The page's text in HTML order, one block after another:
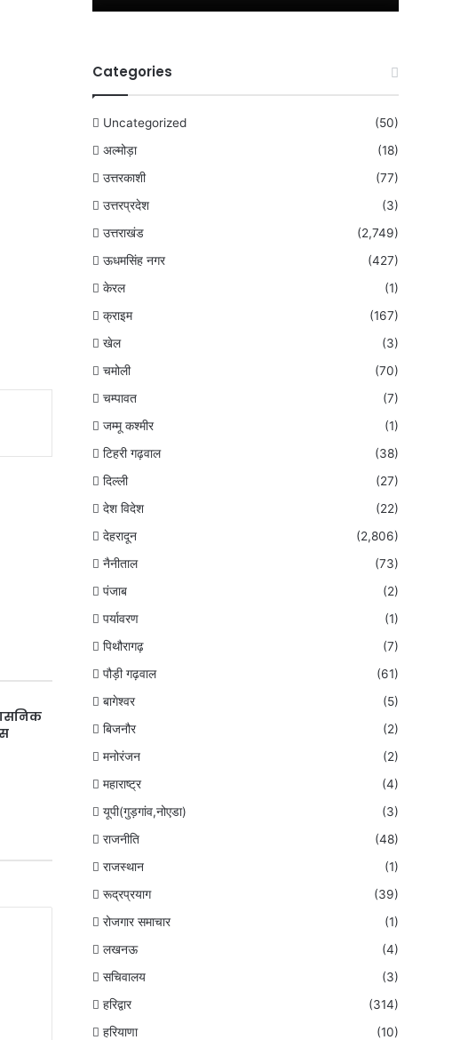
Categories
Uncategorized
(50)
अल्मोड़ा
(18)
उत्तरकाशी
(77)
उत्तरप्रदेश
(3)
उत्तराखंड
(2,749)
ऊधमसिंह नगर
(427)
केरल
(1)
क्राइम
(167)
खेल
(3)
चमोली
(70)
चम्पावत
(7)
जम्मू कश्मीर
(1)
टिहरी गढ़वाल
(38)
दिल्ली
(27)
देश विदेश
(22)
देहरादून
(2,806)
नैनीताल
(73)
पंजाब
(2)
पर्यावरण
(1)
पिथौरागढ़
(7)
पौड़ी गढ़वाल
(61)
बागेश्वर
(5)
बिजनौर
(2)
मनोरंजन
(2)
महाराष्ट्र
(4)
यूपी(गुड़गांव,नोएडा)
(3)
राजनीति
(48)
राजस्थान
(1)
रूद्रप्रयाग
(39)
रोजगार समाचार
(1)
लखनऊ
(4)
सचिवालय
(3)
हरिद्वार
(314)
हरियाणा
(10)